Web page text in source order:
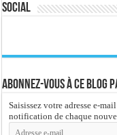
Social
Abonnez-vous à ce blog
Saisissez votre adresse e-
notification de chaque
Adresse